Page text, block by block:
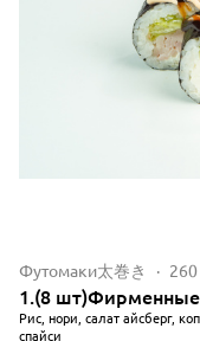
Футомаки太巻き 260
1.(8
Рис, нори, салат айсберг,
спайси